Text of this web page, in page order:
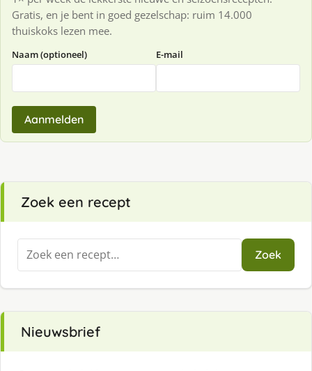
Gratis, en je bent in goed gezelschap: ruim 14.000
thuiskoks lezen mee.
Naam (optioneel) E-mail
Aanmelden
Zoek een recept
Zoeken
naar:
Zoek
Nieuwsbrief